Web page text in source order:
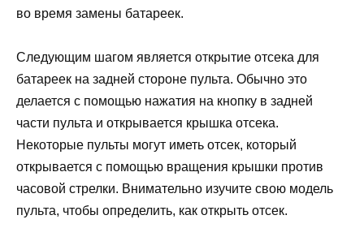
во время замены батареек.
Следующим шагом является открытие отсека для
батареек на задней стороне пульта. Обычно это
делается с помощью нажатия на кнопку в задней
части пульта и открывается крышка отсека.
Некоторые пульты могут иметь отсек, который
открывается с помощью вращения крышки против
часовой стрелки. Внимательно изучите свою модель
пульта, чтобы определить, как открыть отсек.